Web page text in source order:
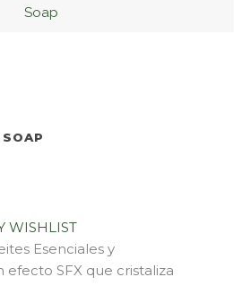
Soap
WISHLIST
Esenciales y
efecto SFX que cristaliza